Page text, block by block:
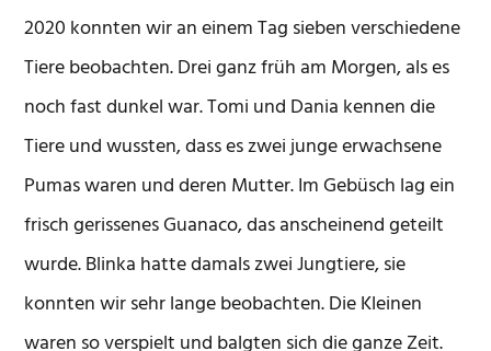
2020 konnten wir an einem Tag sieben verschiedene
Tiere beobachten. Drei ganz früh am Morgen, als es
noch fast dunkel war. Tomi und Dania kennen die
Tiere und wussten, dass es zwei junge erwachsene
Pumas waren und deren Mutter. Im Gebüsch lag ein
frisch gerissenes Guanaco, das anscheinend geteilt
wurde. Blinka hatte damals zwei Jungtiere, sie
konnten wir sehr lange beobachten. Die Kleinen
waren so verspielt und balgten sich die ganze Zeit.